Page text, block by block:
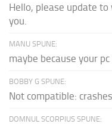
Hello, please update
you.
MANU SPUNE:
maybe because your
BOBBY G SPUNE:
Not compatible:
DOMNUL SCORPIUS SPUNE: